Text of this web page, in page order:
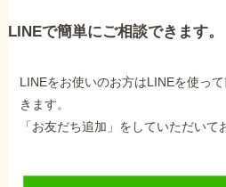
LINEで簡単にご相談できます。
LINEをお使いのお方はLINEを使っ
きます。
「お友だち追加」をしていただいて